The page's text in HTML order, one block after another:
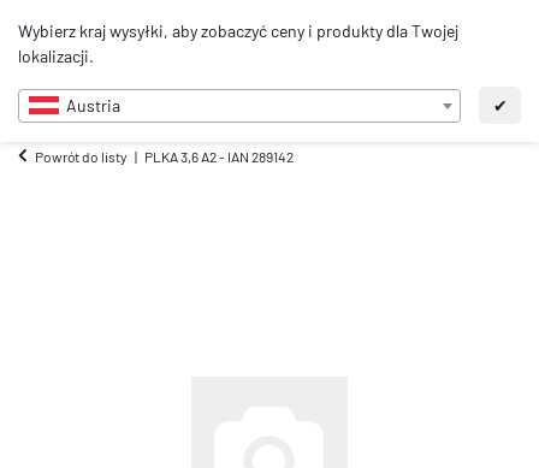
Wybierz kraj wysyłki, aby zobaczyć ceny i produkty dla Twojej
lokalizacji.
Austria ✔
PL
Powrót do listy PLKA 3,6 A2 - IAN 289142